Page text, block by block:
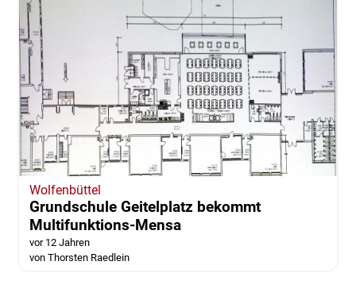
Wolfenbüttel
Grundschule Geitelplatz bekommt
Multifunktions-Mensa
vor 12 Jahren
von Thorsten Raedlein